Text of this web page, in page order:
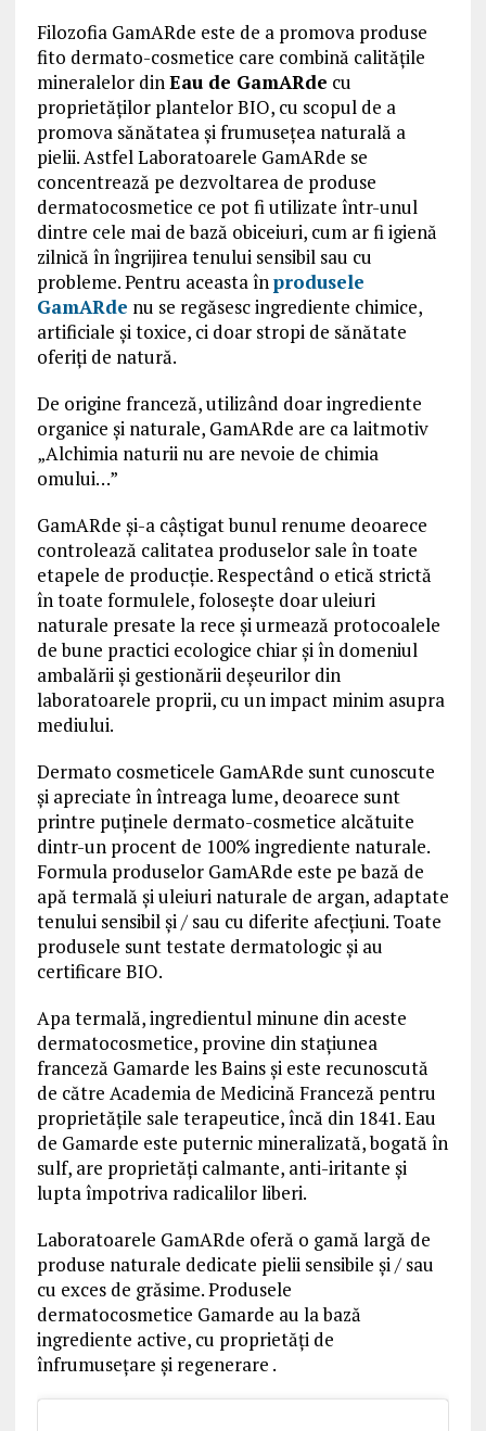
Filozofia GamARde este de a promova produse
fito dermato-cosmetice care combină calitățile
mineralelor dinEau de GamARde cu
proprietăților plantelor BIO, cu scopul de a
promova sănătatea și frumusețea naturală a
pielii. Astfel Laboratoarele GamARde se
concentrează pe dezvoltarea de produse
dermatocosmetice ce pot fi utilizate într-unul
dintre cele mai de bază obiceiuri, cum ar fi igienă
zilnică în îngrijirea tenului sensibil sau cu
probleme. Pentru aceasta înprodusele
GamARde nu se regăsesc ingrediente chimice,
artificiale și toxice, ci doar stropi de sănătate
oferiți de natură.
De origine franceză, utilizând doar ingrediente
organice și naturale, GamARde are ca laitmotiv
„Alchimia naturii nu are nevoie de chimia
omului…”
GamARde și-a câștigat bunul renume deoarece
controlează calitatea produselor sale în toate
etapele de producție. Respectând o etică strictă
în toate formulele, folosește doar uleiuri
naturale presate la rece și urmează protocoalele
de bune practici ecologice chiar și în domeniul
ambalării și gestionării deșeurilor din
laboratoarele proprii, cu un impact minim asupra
mediului.
Dermato cosmeticele GamARde sunt cunoscute
și apreciate în întreaga lume, deoarece sunt
printre puținele dermato-cosmetice alcătuite
dintr-un procent de 100% ingrediente naturale.
Formula produselor GamARde este pe bază de
apă termală și uleiuri naturale de argan, adaptate
tenului sensibil și / sau cu diferite afecțiuni. Toate
produsele sunt testate dermatologic și au
certificare BIO.
Apa termală, ingredientul minune din aceste
dermatocosmetice, provine din stațiunea
franceză Gamarde les Bains și este recunoscută
de către Academia de Medicină Franceză pentru
proprietățile sale terapeutice, încă din 1841. Eau
de Gamarde este puternic mineralizată, bogată în
sulf, are proprietăți calmante, anti-iritante și
lupta împotriva radicalilor liberi.
Laboratoarele GamARde oferă o gamă largă de
produse naturale dedicate pielii sensibile și / sau
cu exces de grăsime. Produsele
dermatocosmetice Gamarde au la bază
ingrediente active, cu proprietăți de
înfrumusețare și regenerare .